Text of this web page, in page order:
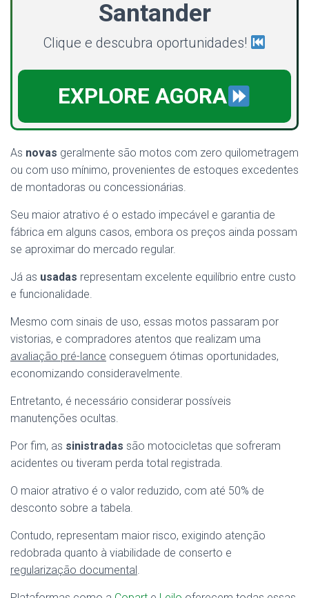
Santander
Clique e descubra oportunidades!
EXPLORE AGORA
As novas geralmente são motos com zero quilometragem
ou com uso mínimo, provenientes de estoques excedentes
de montadoras ou concessionárias.
Seu maior atrativo é o estado impecável e garantia de
fábrica em alguns casos, embora os preços ainda possam
se aproximar do mercado regular.
Já as usadas representam excelente equilíbrio entre custo
e funcionalidade.
Mesmo com sinais de uso, essas motos passaram por
vistorias, e compradores atentos que realizam uma
avaliação pré-lance conseguem ótimas oportunidades,
economizando consideravelmente.
Entretanto, é necessário considerar possíveis
manutenções ocultas.
Por fim, as sinistradas são motocicletas que sofreram
acidentes ou tiveram perda total registrada.
O maior atrativo é o valor reduzido, com até 50% de
desconto sobre a tabela.
Contudo, representam maior risco, exigindo atenção
redobrada quanto à viabilidade de conserto e
regularização documental .